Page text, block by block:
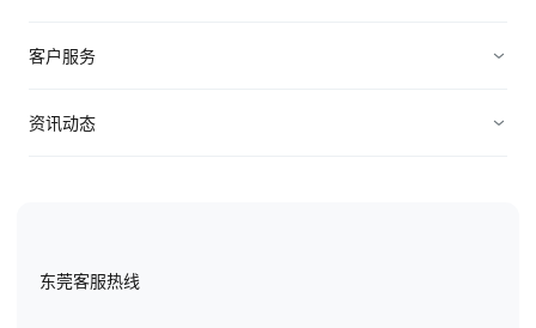
高科技
客户服务
资源中心
用户手册
资讯动态
发展历程
东莞客服热线